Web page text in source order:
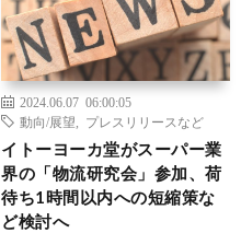
2024.06.07 06:00:05
動向/展望
プレスリリースなど
イトーヨーカ堂がスーパー業
界の「物流研究会」参加、荷
待ち1時間以内への短縮策な
ど検討へ